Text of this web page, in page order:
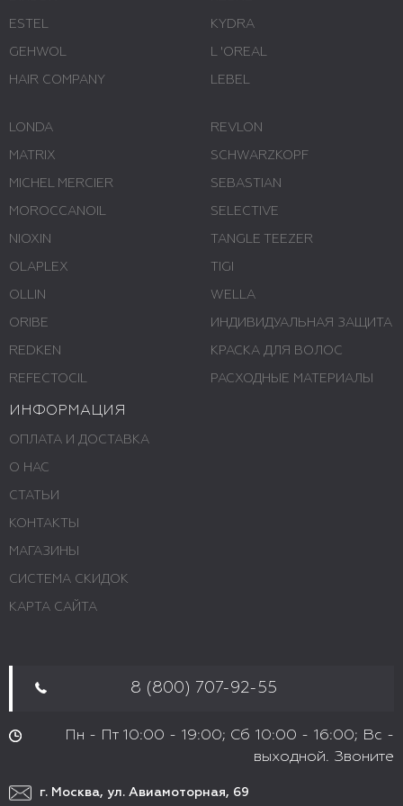
ESTEL
GEHWOL
HAIR COMPANY
KYDRA
L 'ОREAL
LEBEL
LONDA
MATRIX
MICHEL MERCIER
MOROCCANOIL
NIOXIN
OLAPLEX
OLLIN
ORIBE
REDKEN
REFECTOCIL
REVLON
SCHWARZKOPF
SEBASTIAN
SELECTIVE
TANGLE TEEZER
TIGI
WELLA
ИНДИВИДУАЛЬНАЯ ЗАЩИТА
КРАСКА ДЛЯ ВОЛОС
РАСХОДНЫЕ МАТЕРИАЛЫ
ИНФОРМАЦИЯ
ОПЛАТА И ДОСТАВКА
О НАС
СТАТЬИ
КОНТАКТЫ
МАГАЗИНЫ
СИСТЕМА СКИДОК
КАРТА САЙТА
8 (800) 707-92-55
Пн - Пт 10:00 - 19:00; Сб 10:00 - 16:00; Вс -
выходной. Звоните
г. Москва, ул. Авиамоторная, 69